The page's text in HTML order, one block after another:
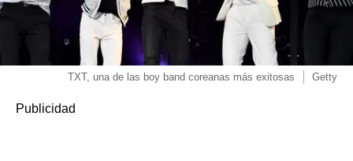
TXT, una de las boy band coreanas más exitosas Getty